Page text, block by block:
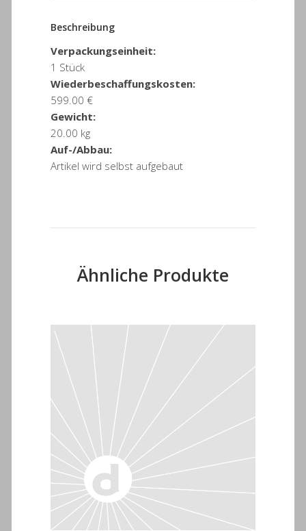
Beschreibung
Verpackungseinheit:
1 Stück
Wiederbeschaffungskosten:
599.00 €
Gewicht:
20.00 kg
Auf-/Abbau:
Artikel wird selbst aufgebaut
Ähnliche Produkte